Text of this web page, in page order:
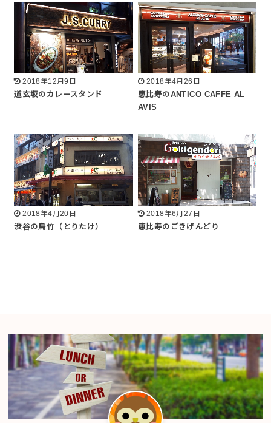
2018年12月9日
道玄坂のカレースタンド
2018年4月26日
恵比寿のANTICO CAFFE AL
AVIS
2018年4月20日
渋谷の鳥竹（とりたけ）
2018年6月27日
恵比寿のごきげんどり